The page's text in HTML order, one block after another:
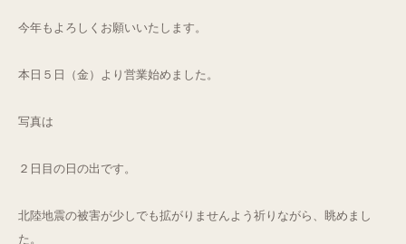
今年もよろしくお願いいたします。
本日５日（金）より営業始めました。
写真は
２日目の日の出です。
北陸地震の被害が少しでも拡がりませんよう祈りながら、眺めまし
た。